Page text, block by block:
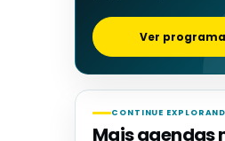
Ver
CONTINUE
Mais agendas